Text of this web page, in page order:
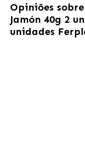
Opiniões sobre
Jamón 40g 2
unidades